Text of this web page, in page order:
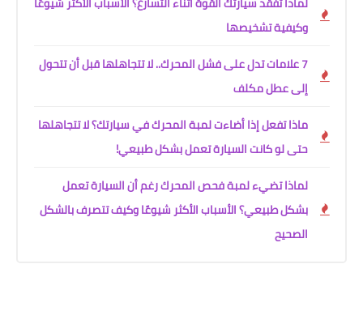
وكيفية تشخيصها
7 علامات تدل على فشل المحرك.. لا تتجاهلها قبل أن تتحول
إلى عطل مكلف
ماذا تفعل إذا أضاءت لمبة المحرك في سيارتك؟ لا تتجاهلها
حتى لو كانت السيارة تعمل بشكل طبيعي!
لماذا تضيء لمبة فحص المحرك رغم أن السيارة تعمل
بشكل طبيعي؟ الأسباب الأكثر شيوعًا وكيف تتصرف بالشكل
الصحيح